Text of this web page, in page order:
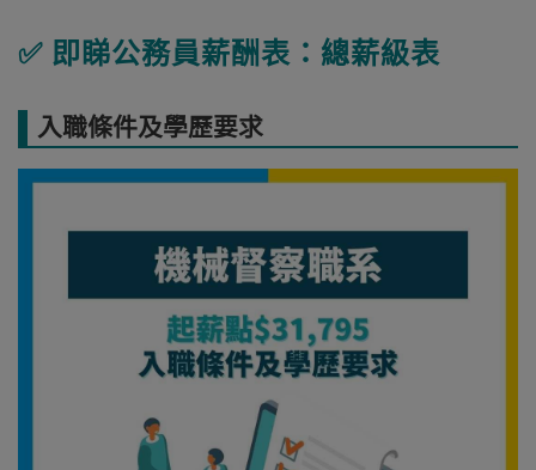
✅ 即睇公務員薪酬表：總薪級表
入職條件及學歷要求